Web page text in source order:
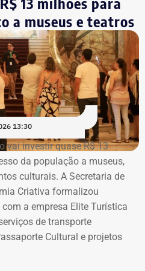
a investigação de nove páginas no
— Foto: Reprodução.
pede informações
telefones, IPs,
de nomes,
contas vinculadas,
publicitárias e dados de
também seria obrigada a
indicando se os perfis
endereços de IP,
anúncios, meios de
de negócios.
a sala também abrigará a
Ancelmo Gois, do Jornal
a museus e teatros
13:30
vai investir quase R$ 13
da população a museus,
culturais. A Secretaria de
Criativa formalizou
a empresa Elite Turística
de transporte
Cultural e projetos